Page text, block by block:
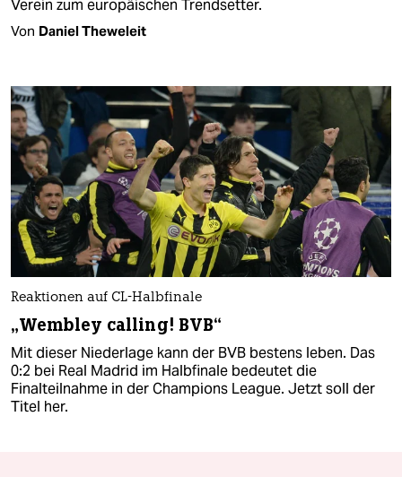
Verein zum europäischen Trendsetter.
Von Daniel Theweleit
Reaktionen auf CL-Halbfinale
„Wembley calling! BVB“
Mit dieser Niederlage kann der BVB bestens leben. Das
0:2 bei Real Madrid im Halbfinale bedeutet die
Finalteilnahme in der Champions League. Jetzt soll der
Titel her.